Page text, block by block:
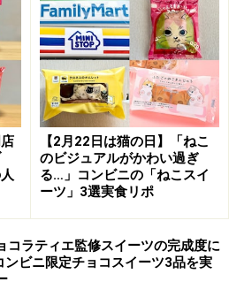
ームがたっぷり
ロぺジェンヌ」は、口どけのよ
濃厚なカスタードクリームをサ
いずれにもブルターニュ産発酵
クのある味わいが魅力です。
る、濃厚な味わい
【2月22日は猫の日】「ねこ
のビジュアルがかわい過ぎ
る…」コンビニの「ねこスイ
ーツ」3選実食リポ
コラティエ監修スイーツの完成度に
ビニ限定チョコスイーツ3品を実